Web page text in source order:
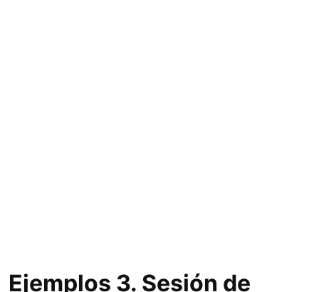
Ejemplos 3. Sesión de